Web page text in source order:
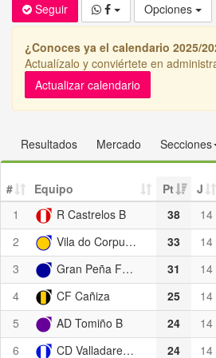
Seguir Opciones
¿Conoces ya el calendario 2025/
Actualízalo y conviértete en
Actualizar calendario
Resultados Mercado Secciones
# Equipo Pt J
1
R Castrelos B 38 14
2
Vila do Corpus C 33 14
3
Gran Peña FC B 31 14
4
CF Cañiza 25 14
5
AD Tomiño B 24 14
6
CD Valladares C 24 14